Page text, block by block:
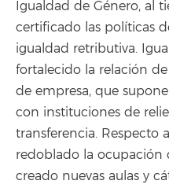
Igualdad de Género, al
certificado las políticas
igualdad retributiva.
fortalecido la relación
de empresa, que
con instituciones de
transferencia. Respecto
redoblado la ocupación
creado nuevas aulas y